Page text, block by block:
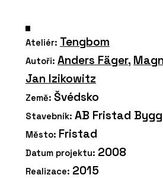
Ateliér: Tengbom
Autoři: Anders Fäger,
Jan Izikowitz
Země: Švédsko
Stavebník: AB Fristad Bygg
Město: Fristad
Datum projektu: 2008
Realizace: 2015